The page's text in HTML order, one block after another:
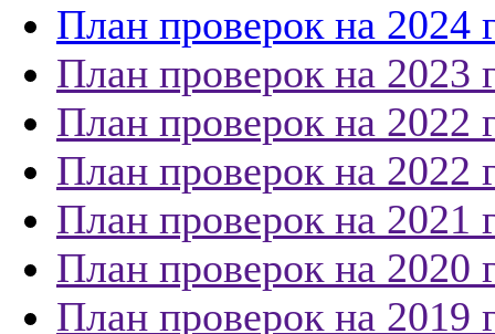
План проверок на 2024
План проверок на 2023
План проверок на 2022
План проверок на 2022
План проверок на 2021
План проверок на 2020
План проверок на 2019